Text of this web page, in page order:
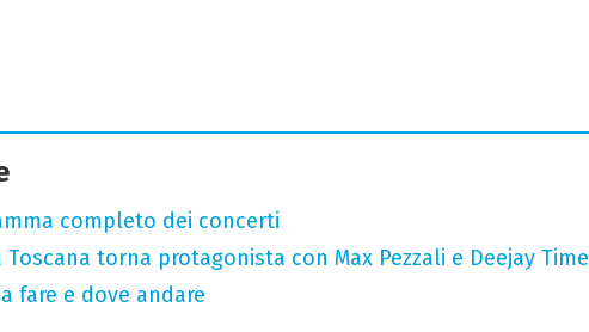
completo dei concerti
Toscana torna protagonista con Max Pezzali e Deejay Time
fare e dove andare